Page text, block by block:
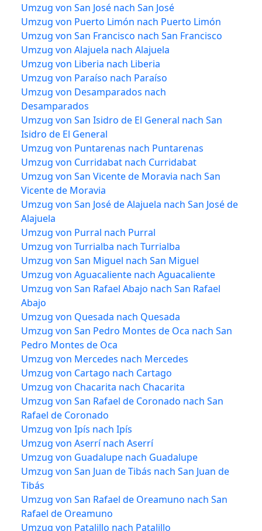
Umzug von San José nach San José
Umzug von Puerto Limón nach Puerto Limón
Umzug von San Francisco nach San Francisco
Umzug von Alajuela nach Alajuela
Umzug von Liberia nach Liberia
Umzug von Paraíso nach Paraíso
Umzug von Desamparados nach
Desamparados
Umzug von San Isidro de El General nach San
Isidro de El General
Umzug von Puntarenas nach Puntarenas
Umzug von Curridabat nach Curridabat
Umzug von San Vicente de Moravia nach San
Vicente de Moravia
Umzug von San José de Alajuela nach San José de
Alajuela
Umzug von Purral nach Purral
Umzug von Turrialba nach Turrialba
Umzug von San Miguel nach San Miguel
Umzug von Aguacaliente nach Aguacaliente
Umzug von San Rafael Abajo nach San Rafael
Abajo
Umzug von Quesada nach Quesada
Umzug von San Pedro Montes de Oca nach San
Pedro Montes de Oca
Umzug von Mercedes nach Mercedes
Umzug von Cartago nach Cartago
Umzug von Chacarita nach Chacarita
Umzug von San Rafael de Coronado nach San
Rafael de Coronado
Umzug von Ipís nach Ipís
Umzug von Aserrí nach Aserrí
Umzug von Guadalupe nach Guadalupe
Umzug von San Juan de Tibás nach San Juan de
Tibás
Umzug von San Rafael de Oreamuno nach San
Rafael de Oreamuno
Umzug von Patalillo nach Patalillo